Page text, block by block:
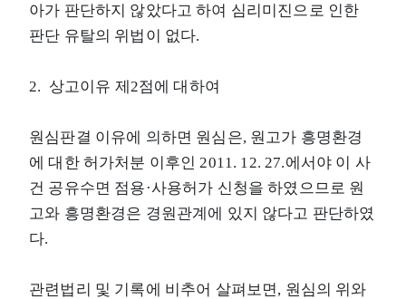
아가 판단하지 않았다고 하여 심리미진으로 인한
판단 유탈의 위법이 없다.
2. 상고이유 제2점에 대하여
원심판결 이유에 의하면 원심은, 원고가 흥명환경
에 대한 허가처분 이후인 2011. 12. 27.에서야 이 사
건 공유수면 점용·사용허가 신청을 하였으므로 원
고와 흥명환경은 경원관계에 있지 않다고 판단하였
다.
관련법리 및 기록에 비추어 살펴보면, 원심의 위와